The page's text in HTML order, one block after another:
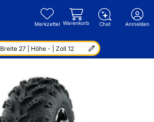
Merkzettel Warenkorb Chat Anmelden
Breite 27 | Höhe - | Zoll 12